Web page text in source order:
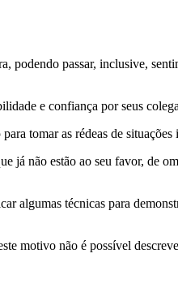
podendo passar, inclusive,
e confiança por seus
tomar as rédeas de
já não estão ao seu favor, de
algumas técnicas para
motivo não é possível